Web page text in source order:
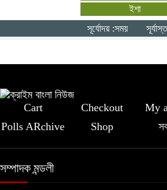
সমন্বিত
ইতিবাচক
ইশা
সূর্যোদয় :সময়
Cart Checkout
My
Polls ARchive
Shop
সম্পাদক মন্ডলী